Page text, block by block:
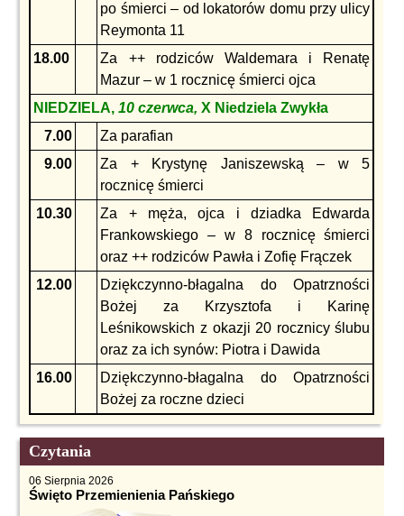
po śmierci – od lokatorów domu przy ulicy
Reymonta 11
18.00
Za ++ rodziców Waldemara i Renatę
Mazur – w 1 rocznicę śmierci ojca
NIEDZIELA,10 czerwca,X Niedziela Zwykła
7.00
Za parafian
9.00
Za + Krystynę Janiszewską – w 5
rocznicę śmierci
10.30
Za + męża, ojca i dziadka Edwarda
Frankowskiego – w 8 rocznicę śmierci
oraz ++ rodziców Pawła i Zofię Frączek
12.00
Dziękczynno-błagalna do Opatrzności
Bożej za Krzysztofa i Karinę
Leśnikowskich z okazji 20 rocznicy ślubu
oraz za ich synów: Piotra i Dawida
16.00
Dziękczynno-błagalna do Opatrzności
Bożej za roczne dzieci
Czytania
06 Sierpnia 2026
Święto Przemienienia Pańskiego